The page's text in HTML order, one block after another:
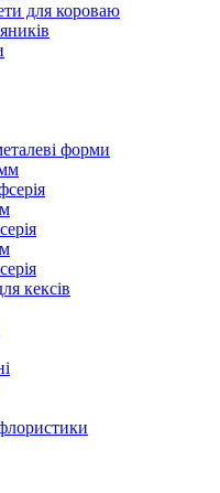
для короваю
форми
кексів